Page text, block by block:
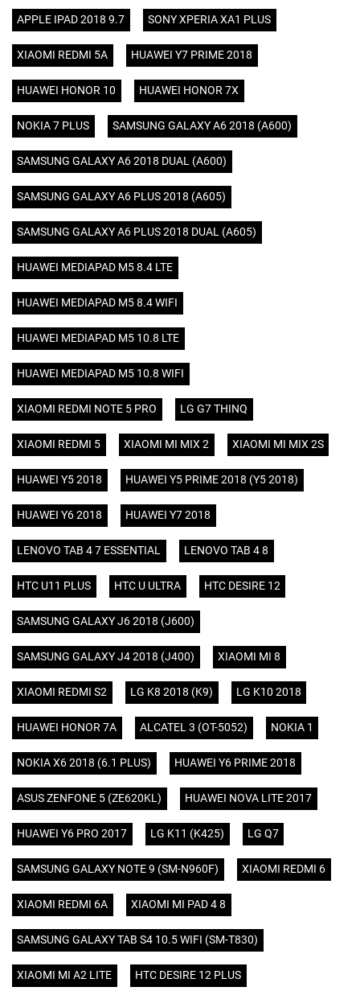
APPLE IPAD 2018 9.7 SONY XPERIA XA1 PLUS
XIAOMI REDMI 5A HUAWEI Y7 PRIME 2018
HUAWEI HONOR 10 HUAWEI HONOR 7X
NOKIA 7 PLUS SAMSUNG GALAXY A6 2018 (A600)
SAMSUNG GALAXY A6 2018 DUAL (A600)
SAMSUNG GALAXY A6 PLUS 2018 (A605)
SAMSUNG GALAXY A6 PLUS 2018 DUAL (A605)
HUAWEI MEDIAPAD M5 8.4 LTE
HUAWEI MEDIAPAD M5 8.4 WIFI
HUAWEI MEDIAPAD M5 10.8 LTE
HUAWEI MEDIAPAD M5 10.8 WIFI
XIAOMI REDMI NOTE 5 PRO LG G7 THINQ
XIAOMI REDMI 5 XIAOMI MI MIX 2 XIAOMI MI MIX 2S
HUAWEI Y5 2018 HUAWEI Y5 PRIME 2018 (Y5 2018)
HUAWEI Y6 2018 HUAWEI Y7 2018
LENOVO TAB 4 7 ESSENTIAL LENOVO TAB 4 8
HTC U11 PLUS HTC U ULTRA HTC DESIRE 12
SAMSUNG GALAXY J6 2018 (J600)
SAMSUNG GALAXY J4 2018 (J400) XIAOMI MI 8
XIAOMI REDMI S2 LG K8 2018 (K9) LG K10 2018
HUAWEI HONOR 7A ALCATEL 3 (OT-5052) NOKIA 1
NOKIA X6 2018 (6.1 PLUS) HUAWEI Y6 PRIME 2018
ASUS ZENFONE 5 (ZE620KL) HUAWEI NOVA LITE 2017
HUAWEI Y6 PRO 2017 LG K11 (K425) LG Q7
SAMSUNG GALAXY NOTE 9 (SM-N960F) XIAOMI REDMI 6
XIAOMI REDMI 6A XIAOMI MI PAD 4 8
SAMSUNG GALAXY TAB S4 10.5 WIFI (SM-T830)
XIAOMI MI A2 LITE HTC DESIRE 12 PLUS